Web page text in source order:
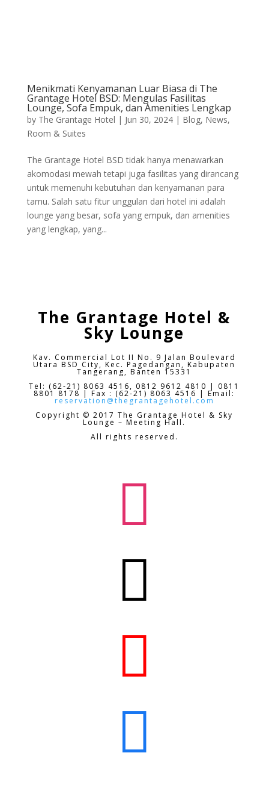
Menikmati Kenyamanan Luar Biasa di The
Grantage Hotel BSD: Mengulas Fasilitas
Lounge, Sofa Empuk, dan Amenities Lengkap
by The Grantage Hotel | Jun 30, 2024| Blog, News,
Room & Suites
The Grantage Hotel BSD tidak hanya menawarkan
akomodasi mewah tetapi juga fasilitas yang dirancang
untuk memenuhi kebutuhan dan kenyamanan para
tamu. Salah satu fitur unggulan dari hotel ini adalah
lounge yang besar, sofa yang empuk, dan amenities
yang lengkap, yang...
The Grantage Hotel &
Sky Lounge
Kav. Commercial Lot II No. 9 Jalan Boulevard
Utara BSD City,Kec. Pagedangan, Kabupaten
Tangerang, Banten 15331
Tel: (62-21) 8063 4516, 0812 9612 4810 | 0811
8801 8178 | Fax : (62-21) 8063 4516 | Email:
reservation@thegrantagehotel.com
Copyright © 2017 The Grantage Hotel & Sky
Lounge – Meeting Hall.
All rights reserved.



